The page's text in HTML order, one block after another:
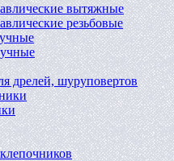
вытяжные
резьбовые
дрелей, шуруповертов